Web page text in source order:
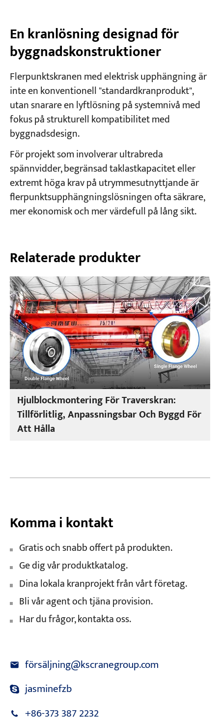
En kranlösning designad för
byggnadskonstruktioner
Flerpunktskranen med elektrisk upphängning är
inte en konventionell "standardkranprodukt",
utan snarare en lyftlösning på systemnivå med
fokus på strukturell kompatibilitet med
byggnadsdesign.
För projekt som involverar ultrabreda
spännvidder, begränsad taklastkapacitet eller
extremt höga krav på utrymmesutnyttjande är
flerpunktsupphängningslösningen ofta säkrare,
mer ekonomisk och mer värdefull på lång sikt.
Relaterade produkter
Hjulblockmontering För Traverskran:
Tillförlitlig, Anpassningsbar Och Byggd För
Att Hålla
Komma i kontakt
Gratis och snabb offert på produkten.
Ge dig vår produktkatalog.
Dina lokala kranprojekt från vårt företag.
Bli vår agent och tjäna provision.
Har du frågor, kontakta oss.
försäljning@kscranegroup.com
jasminefzb
+86-373 387 2232